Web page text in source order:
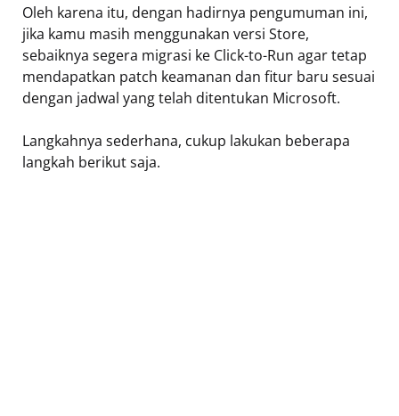
Oleh karena itu, dengan hadirnya pengumuman ini,
jika kamu masih menggunakan versi Store,
sebaiknya segera migrasi ke Click-to-Run agar tetap
mendapatkan patch keamanan dan fitur baru sesuai
dengan jadwal yang telah ditentukan Microsoft.
Langkahnya sederhana, cukup lakukan beberapa
langkah berikut saja.